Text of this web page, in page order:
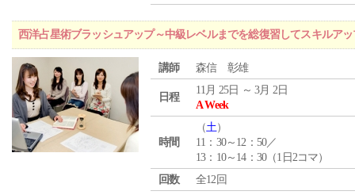
西洋占星術ブラッシュアップ～中級レベルまでを総復習してスキルア
講師 森信 彰雄
日程
11月 25日 ～ 3月 2日
A Week
時間
（土）
11：30～12：50／
13：10～14：30（1日2コマ）
回数
全12回